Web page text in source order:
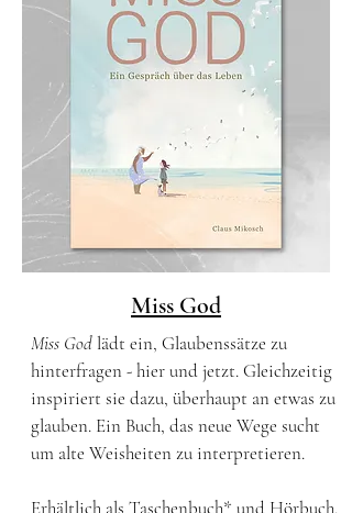
Miss God
Miss Godlädt ein, Glaubenssätze zu
hinterfragen - hier und jetzt. Gleichzeitig
inspiriert sie dazu, überhaupt an etwas zu
glauben. Ein Buch, das neue Wege sucht
um alte Weisheiten zu interpretieren.​
Erhältlich als Taschenbuch* und Hörbuch.